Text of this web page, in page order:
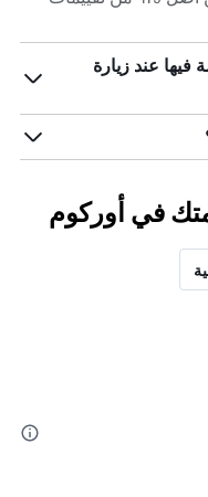
فيها عند زيارة
في أوركوم